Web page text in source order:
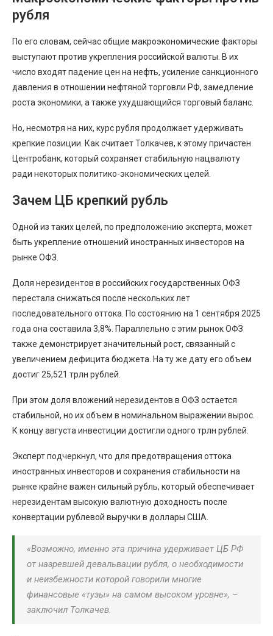
рубля
По его словам, сейчас общие макроэкономические факторы
выступают против укрепления российской валюты. В их
число входят падение цен на нефть, усиление санкционного
давления в отношении нефтяной торговли РФ, замедление
роста экономики, а также ухудшающийся торговый баланс.
Но, несмотря на них, курс рубля продолжает удерживать
крепкие позиции. Как считает Толкачев, к этому причастен
Центробанк, который сохраняет стабильную нацвалюту
ради некоторых политико-экономических целей.
Зачем ЦБ крепкий рубль
Одной из таких целей, по предположению эксперта, может
быть укрепление отношений иностранных инвесторов на
рынке ОФЗ.
Доля нерезидентов в российских государственных ОФЗ
перестала снижаться после нескольких лет
последовательного оттока. По состоянию на 1 сентября 2025
года она составила 3,8%. Параллельно с этим рынок ОФЗ
также демонстрирует значительный рост, связанный с
увеличением дефицита бюджета. На ту же дату его объем
достиг 25,521 трлн рублей.
При этом доля вложений нерезидентов в ОФЗ остается
стабильной, но их объем в номинальном выражении вырос.
К концу августа инвестиции достигли одного трлн рублей.
Эксперт подчеркнул, что для предотвращения оттока
иностранных инвесторов и сохранения стабильности на
рынке крайне важен сильный рубль, который обеспечивает
нерезидентам высокую валютную доходность после
конвертации рублевой выручки в доллары США.
«Возможно, именно эта причина удерживает ЦБ РФ
от назревшей девальвации рубля, о необходимости
и неизбежности которой говорили многие
финансовые «тузы» на самом высоком уровне», –
заключил Толкачев.